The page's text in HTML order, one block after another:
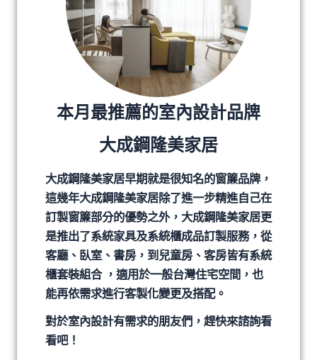
本月最推薦的室內設計品牌
大成鋼隆美家居
大成鋼隆美家居早期就是很知名的窗簾品牌，
這幾年大成鋼隆美家居除了進一步精進自己在
訂製窗簾部分的優勢之外，大成鋼隆美家居更
是推出了系統家具及系統櫃成品訂製服務，從
客廳、臥室、書房，到兒童房、客房皆有系統
櫃套裝組合 ，適用於一般台灣住宅空間，也
能再依需求進行客製化變更及搭配。
對於室內設計有需求的朋友們，趕快來諮詢看
看吧！